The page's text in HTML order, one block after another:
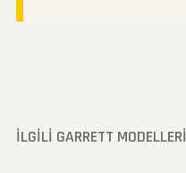
İLGILI GARRETT MODELLERI